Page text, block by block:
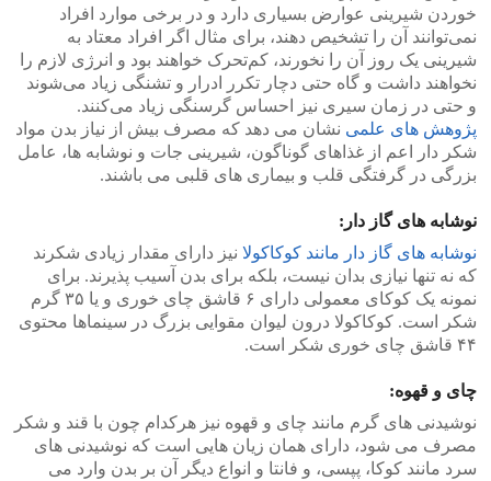
خوردن شیرینی عوارض بسیاری دارد و در برخی موارد افراد
نمی‌توانند آن را تشخیص دهند، برای مثال اگر افراد معتاد به
شیرینی یک روز آن را نخورند، کم‌تحرک خواهند بود و انرژی لازم را
نخواهند داشت و گاه حتی دچار تکرر ادرار و تشنگی زیاد می‌شوند
و حتی در زمان سیری نیز احساس گرسنگی زیاد می‌کنند.
پژوهش های علمی نشان می دهد که مصرف بیش از نیاز بدن مواد
شکر دار اعم از غذاهای گوناگون، شیرینی جات و نوشابه ها، عامل
بزرگی در گرفتگی قلب و بیماری های قلبی می باشند.
نوشابه های گاز دار:
نوشابه های گاز دار مانند کوکاکولا نیز دارای مقدار زیادی شکرند
که نه تنها نیازی بدان نیست، بلکه برای بدن آسیب پذیرند. برای
نمونه یک کوکای معمولی دارای ۶ قاشق چای خوری و یا ۳۵ گرم
شکر است. کوکاکولا درون لیوان مقوایی بزرگ در سینماها محتوی
۴۴ قاشق چای خوری شکر است.
چای و قهوه:
نوشیدنی های گرم مانند چای و قهوه نیز هرکدام چون با قند و شکر
مصرف می شود، دارای همان زیان هایی است که نوشیدنی های
سرد مانند کوکا، پپسی، و فانتا و انواع دیگر آن بر بدن وارد می